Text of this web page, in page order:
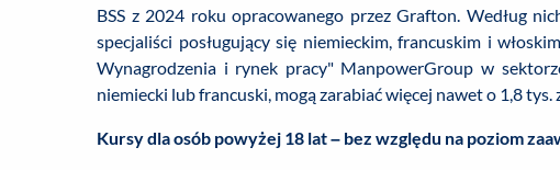
BSS z 2024 roku opracowanego przez Grafton. Według
specjaliści posługujący się niemieckim, francuskim i
Wynagrodzenia i rynek pracy" ManpowerGroup w
niemiecki lub francuski, mogą zarabiać więcej nawet o 1,8 tys.
Kursy dla osób powyżej 18 lat – bez względu na poziom